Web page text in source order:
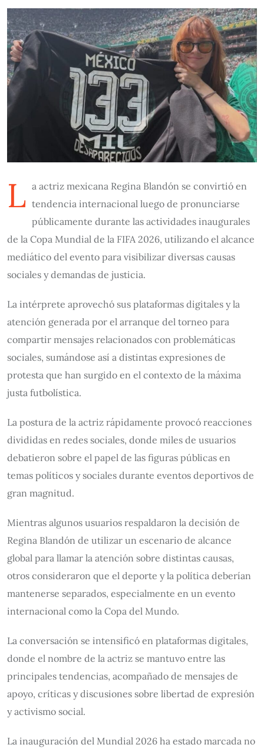
L a actriz mexicana Regina Blandón se convirtió en
tendencia internacional luego de pronunciarse
públicamente durante las actividades inaugurales
de la Copa Mundial de la FIFA 2026, utilizando el alcance
mediático del evento para visibilizar diversas causas
sociales y demandas de justicia.
La intérprete aprovechó sus plataformas digitales y la
atención generada por el arranque del torneo para
compartir mensajes relacionados con problemáticas
sociales, sumándose así a distintas expresiones de
protesta que han surgido en el contexto de la máxima
justa futbolística.
La postura de la actriz rápidamente provocó reacciones
divididas en redes sociales, donde miles de usuarios
debatieron sobre el papel de las figuras públicas en
temas políticos y sociales durante eventos deportivos de
gran magnitud.
Mientras algunos usuarios respaldaron la decisión de
Regina Blandón de utilizar un escenario de alcance
global para llamar la atención sobre distintas causas,
otros consideraron que el deporte y la política deberían
mantenerse separados, especialmente en un evento
internacional como la Copa del Mundo.
La conversación se intensificó en plataformas digitales,
donde el nombre de la actriz se mantuvo entre las
principales tendencias, acompañado de mensajes de
apoyo, críticas y discusiones sobre libertad de expresión
y activismo social.
La inauguración del Mundial 2026 ha estado marcada no